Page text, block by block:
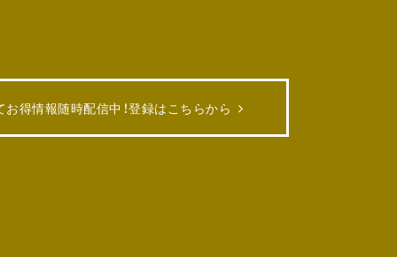
お得情報随時配信中！登録はこちらから